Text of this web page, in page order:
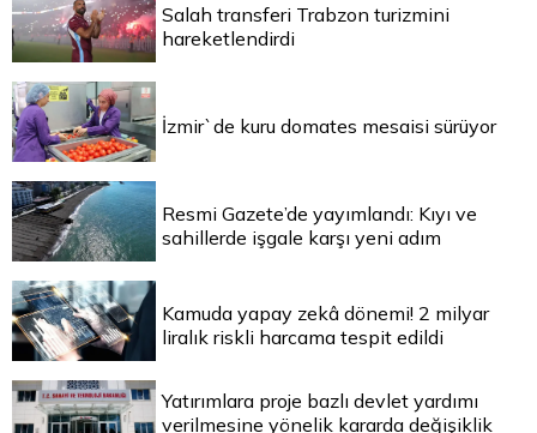
Salah transferi Trabzon turizmini
hareketlendirdi
İzmir`de kuru domates mesaisi sürüyor
Resmi Gazete’de yayımlandı: Kıyı ve
sahillerde işgale karşı yeni adım
Kamuda yapay zekâ dönemi! 2 milyar
liralık riskli harcama tespit edildi
Yatırımlara proje bazlı devlet yardımı
verilmesine yönelik kararda değişiklik